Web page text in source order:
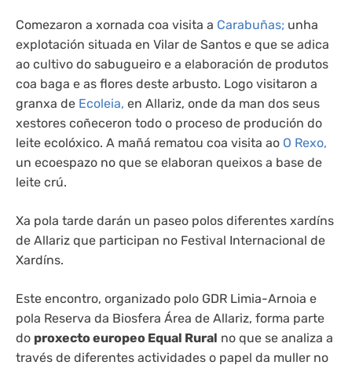
Comezaron a xornada coa visita a Carabuñas; unha
explotación situada en Vilar de Santos e que se adica
ao cultivo do sabugueiro e a elaboración de produtos
coa baga e as flores deste arbusto. Logo visitaron a
granxa de Ecoleia, en Allariz, onde da man dos seus
xestores coñeceron todo o proceso de produción do
leite ecolóxico. A mañá rematou coa visita ao O Rexo,
un ecoespazo no que se elaboran queixos a base de
leite crú.
Xa pola tarde darán un paseo polos diferentes xardíns
de Allariz que participan no Festival Internacional de
Xardíns.
Este encontro, organizado polo GDR Limia-Arnoia e
pola Reserva da Biosfera Área de Allariz, forma parte
do proxecto europeo Equal Rural no que se analiza a
través de diferentes actividades o papel da muller no